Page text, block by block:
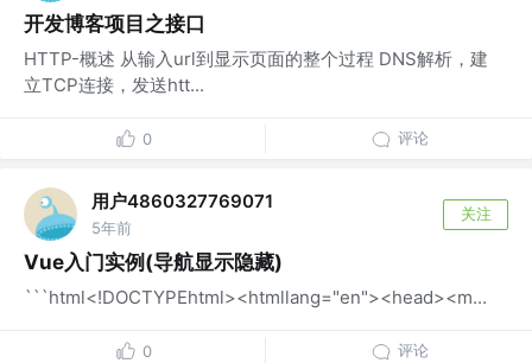
开发博客项目之接口
HTTP-概述 从输入url到显示页面的整个过程 DNS解析，建
立TCP连接，发送htt...
0 评论
用户4860327769071
5年前
关注
Vue入门实例(导航显示隐藏)
```html<!DOCTYPEhtml><htmllang="en"><head><m...
0 评论